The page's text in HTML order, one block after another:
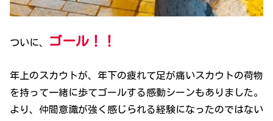
ついに、 ゴール！！
年上のスカウトが、年下の疲れて足が痛いスカウトの荷物
を持って一緒に歩てゴールする感動シーンもありました。
より、仲間意識が強く感じられる経験になったのではない